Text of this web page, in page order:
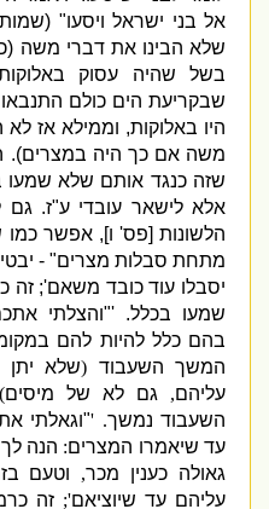
אל בני ישראל ויסעו" (שמות יד
שלא הבינו את דברי משה(
בשל שהיה עסוק באלוקות
שבקריעת הים כולם התנבאו[
היו באלוקות,וממילא אז לא
משה אם כך היה במצרים).
שזה כנגד אותם שלא שמעו
אלא לישאר עובדי ע "ז.גם
הלשונות[פס'ו],אפשר כמו
מתחת סבלות מצרים" -
יסבלו עוד כובד משאם';זה
שמעו בכלל. '
" והצלתי
בהם כלל להיות להם
המשך השעבוד(שלא יתן
עליהם,גם לא של מיסים),
השעבוד נמשך. '
" וגאלתי
עד שיאמרו המצרים:הנה לך
גאולה כענין מכר,וטעם
עליהם עד שיוציאם';זה